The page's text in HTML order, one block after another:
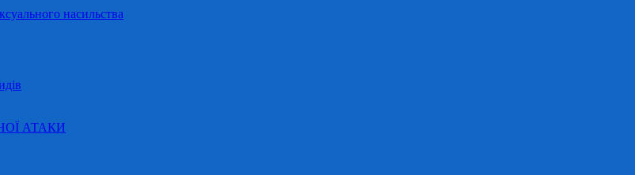
насильства
АТАКИ